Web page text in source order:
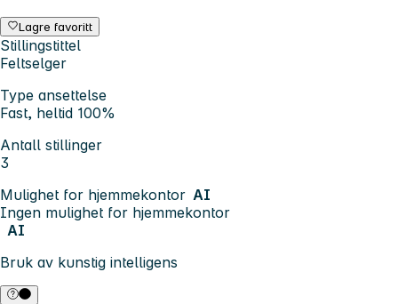
Lagre favoritt
Stillingstittel
Feltselger
Type ansettelse
Fast, heltid 100%
Antall stillinger
3
Mulighet for hjemmekontor AI
Ingen mulighet for hjemmekontor
AI
Bruk av kunstig intelligens